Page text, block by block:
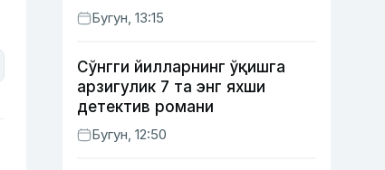
Бугун, 13:15
Сўнгги йилларнинг ўқишга
арзигулик 7 та энг яхши
детектив романи
Бугун, 12:50